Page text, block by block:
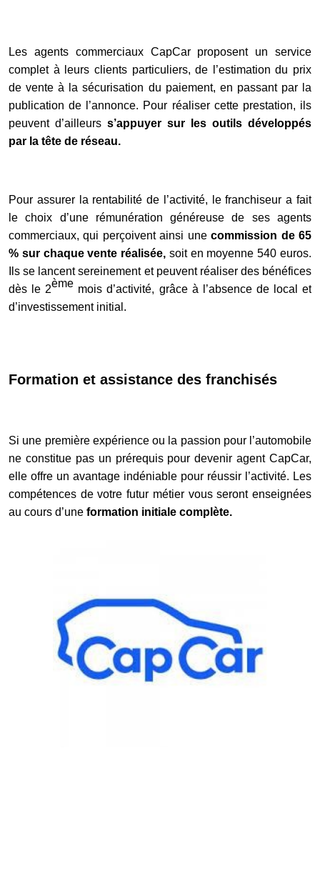
Les agents commerciaux CapCar proposent un service
complet à leurs clients particuliers, de l’estimation du prix
de vente à la sécurisation du paiement, en passant par la
publication de l’annonce. Pour réaliser cette prestation, ils
peuvent d’ailleurs s’appuyer sur les outils développés
par la tête de réseau.
Pour assurer la rentabilité de l’activité, le franchiseur a fait
le choix d’une rémunération généreuse de ses agents
commerciaux, qui perçoivent ainsi unecommission de 65
% sur chaque vente réalisée, soit en moyenne 540 euros.
Ils se lancent sereinement et peuvent réaliser des bénéfices
dès le 2ème mois d’activité, grâce à l’absence de local et
d’investissement initial.
Formation et assistance des franchisés
Si une première expérience ou la passion pour l’automobile
ne constitue pas un prérequis pour devenir agent CapCar,
elle offre un avantage indéniable pour réussir l’activité. Les
compétences de votre futur métier vous seront enseignées
au cours d’une formation initiale complète.